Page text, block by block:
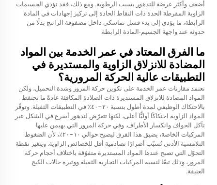
أضعف وأكثر عرضة للتدهور بسبب الرطوبة. ومع ذلك، فقد تؤدي الجسيمات
الزاوية المفرطة الحدة ذات النقاط الحادة إلى تركيز إجهادات في المادة
الرابطة، ما يؤدي إلى بدء فشل تماسكي داخل مصفوفة الراتنج بدلًا من
حدوثه عند واجهة الجسيم-المادة الرابطة.
ما الفرق المعتاد في عمر الخدمة بين المواد
المضادة للانزلاق الزاوية والمستديرة في
التطبيقات عالية الحركة المرورية؟
تعتمد مقارنات عمر الخدمة على تكوين حركة المرور وشدة التحميل، ولكن
المواد المضادة للانزلاق المستديرة ذات الصلادة المكافئة عادةً ما تحتفظ
بالاحتكاك الوظيفي لمدة أطول بنسبة ٢٠–٤٠٪ في التطبيقات الثقيلة. وتوفّر
المواد الزاوية احتكاكًا أوليًّا أعلى، لكنها تتعرّض لتدهور أسرع في الشكل عبر
تآكل الحواف وانكسار الأطراف. وفي حركة المرور التي يهيمن عليها
المركبات الخاصة، يضيق هذا الفرق ليصبح حوالي ١٠–٢٠٪، لأن الضغوط
التلامسية الأدنى تُسبّب أضرارًا تصادمية أقل للخصائص الزاوية. ويتغير نقطة
التحوّل التي تصبح عندها المواد المستديرة متفوّقة باختلاف أحجام حركة
المرور، وذلك تبعًا لنسبة المركبات التجارية الثقيلة ووتيرة حالات الكبح
العنيفة.